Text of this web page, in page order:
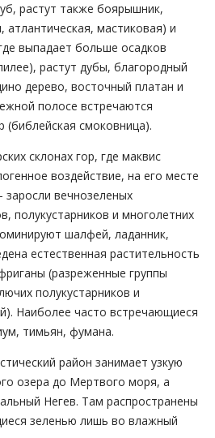
растут также боярышник,
атлантическая, мастиковая) и
выпадает больше осадков
растут дубы, благородный
дерево, восточный платан и
полосе встречаются
(библейская смоковница).
склонах гор, где маквис
воздействие, на его месте
заросли вечнозеленых
полукустарников и многолетних
шалфей, ладанник,
естественная растительность
(разреженные группы
полукустарников и
Наиболее часто встречающиеся
тимьян, фумана.
район занимает узкую
озера до Мертвого моря, а
Негев. Там распространены
зеленью лишь во влажный